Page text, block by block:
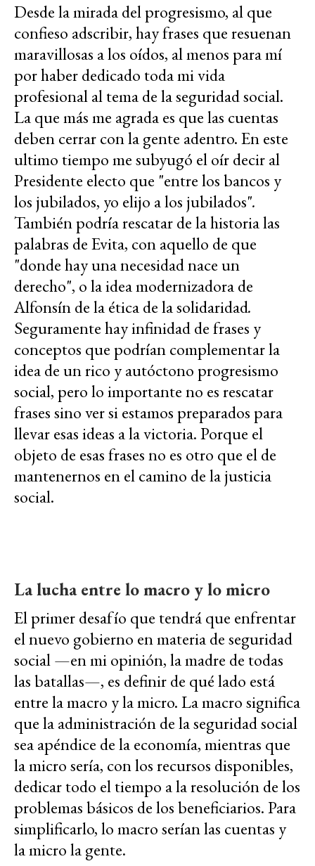
Desde la mirada del progresismo, al que
confieso adscribir, hay frases que resuenan
maravillosas a los oídos, al menos para mí
por haber dedicado toda mi vida
profesional al tema de la seguridad social.
La que más me agrada es que las cuentas
deben cerrar con la gente adentro. En este
ultimo tiempo me subyugó el oír decir al
Presidente electo que "entre los bancos y
los jubilados, yo elijo a los jubilados".
También podría rescatar de la historia las
palabras de Evita, con aquello de que
"donde hay una necesidad nace un
derecho", o la idea modernizadora de
Alfonsín de la ética de la solidaridad.
Seguramente hay infinidad de frases y
conceptos que podrían complementar la
idea de un rico y autóctono progresismo
social, pero lo importante no es rescatar
frases sino ver si estamos preparados para
llevar esas ideas a la victoria. Porque el
objeto de esas frases no es otro que el de
mantenernos en el camino de la justicia
social.
La lucha entre lo macro y lo micro
El primer desafío que tendrá que enfrentar
el nuevo gobierno en materia de seguridad
social —en mi opinión, la madre de todas
las batallas—, es definir de qué lado está
entrela macro y la micro. Lamacrosignifica
que la administración de la seguridad social
sea apéndice de la economía, mientras que
lamicrosería, con los recursos disponibles,
dedicar todo el tiempo a la resolución de los
problemas básicos de los beneficiarios. Para
simplificarlo, lomacroserían las cuentas y
lamicrola gente.